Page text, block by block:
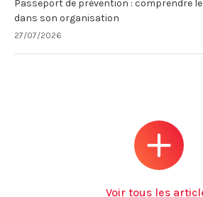
Passeport de prévention : comprendre
dans son organisation
27/07/2026
Voir tous les